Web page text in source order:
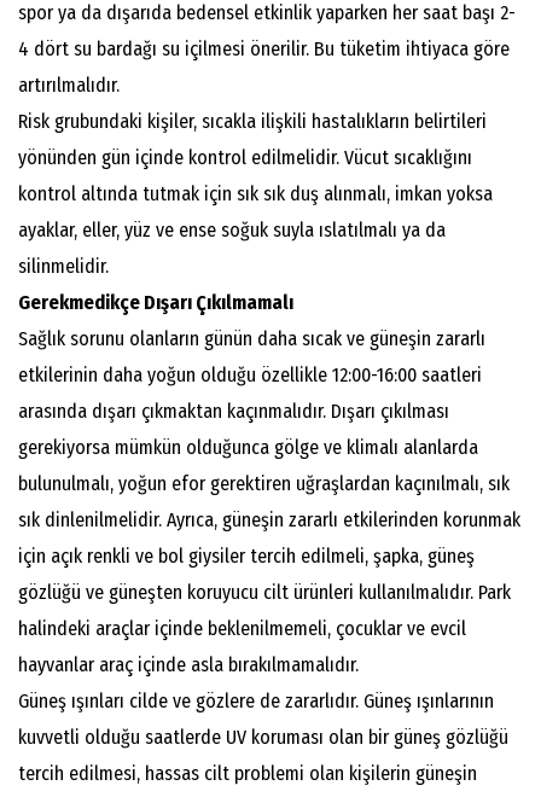
spor ya da dışarıda bedensel etkinlik yaparken her saat başı 2-
4 dört su bardağı su içilmesi önerilir. Bu tüketim ihtiyaca göre
artırılmalıdır.
Risk grubundaki kişiler, sıcakla ilişkili hastalıkların belirtileri
yönünden gün içinde kontrol edilmelidir. Vücut sıcaklığını
kontrol altında tutmak için sık sık duş alınmalı, imkan yoksa
ayaklar, eller, yüz ve ense soğuk suyla ıslatılmalı ya da
silinmelidir.
Gerekmedikçe Dışarı Çıkılmamalı
Sağlık sorunu olanların günün daha sıcak ve güneşin zararlı
etkilerinin daha yoğun olduğu özellikle 12:00-16:00 saatleri
arasında dışarı çıkmaktan kaçınmalıdır. Dışarı çıkılması
gerekiyorsa mümkün olduğunca gölge ve klimalı alanlarda
bulunulmalı, yoğun efor gerektiren uğraşlardan kaçınılmalı, sık
sık dinlenilmelidir. Ayrıca, güneşin zararlı etkilerinden korunmak
için açık renkli ve bol giysiler tercih edilmeli, şapka, güneş
gözlüğü ve güneşten koruyucu cilt ürünleri kullanılmalıdır. Park
halindeki araçlar içinde beklenilmemeli, çocuklar ve evcil
hayvanlar araç içinde asla bırakılmamalıdır.
Güneş ışınları cilde ve gözlere de zararlıdır. Güneş ışınlarının
kuvvetli olduğu saatlerde UV koruması olan bir güneş gözlüğü
tercih edilmesi, hassas cilt problemi olan kişilerin güneşin